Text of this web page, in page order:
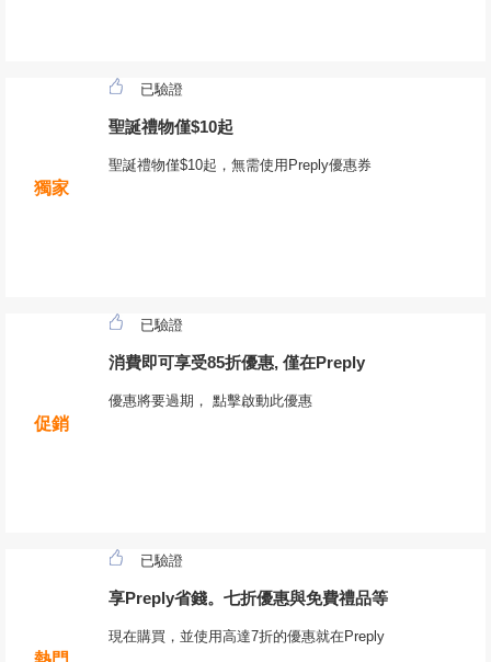
獨家
已驗證
聖誕禮物僅$10起
聖誕禮物僅$10起，無需使用Preply優惠券
促銷
已驗證
消費即可享受85折優惠, 僅在Preply
優惠將要過期， 點擊啟動此優惠
已驗證
享Preply省錢。七折優惠與免費禮品等
現在購買，並使用高達7折的優惠就在Preply